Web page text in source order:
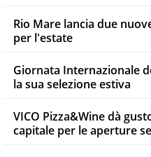
Rio Mare lancia due
per l'estate
Giornata Internazionale
la sua selezione estiva
VICO Pizza&Wine dà
capitale per le aperture